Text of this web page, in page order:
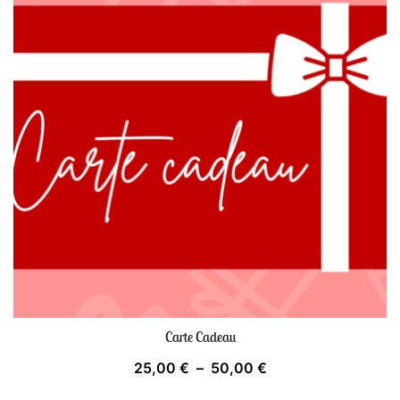
Carte Cadeau
25,00 € – 50,00 €Plage